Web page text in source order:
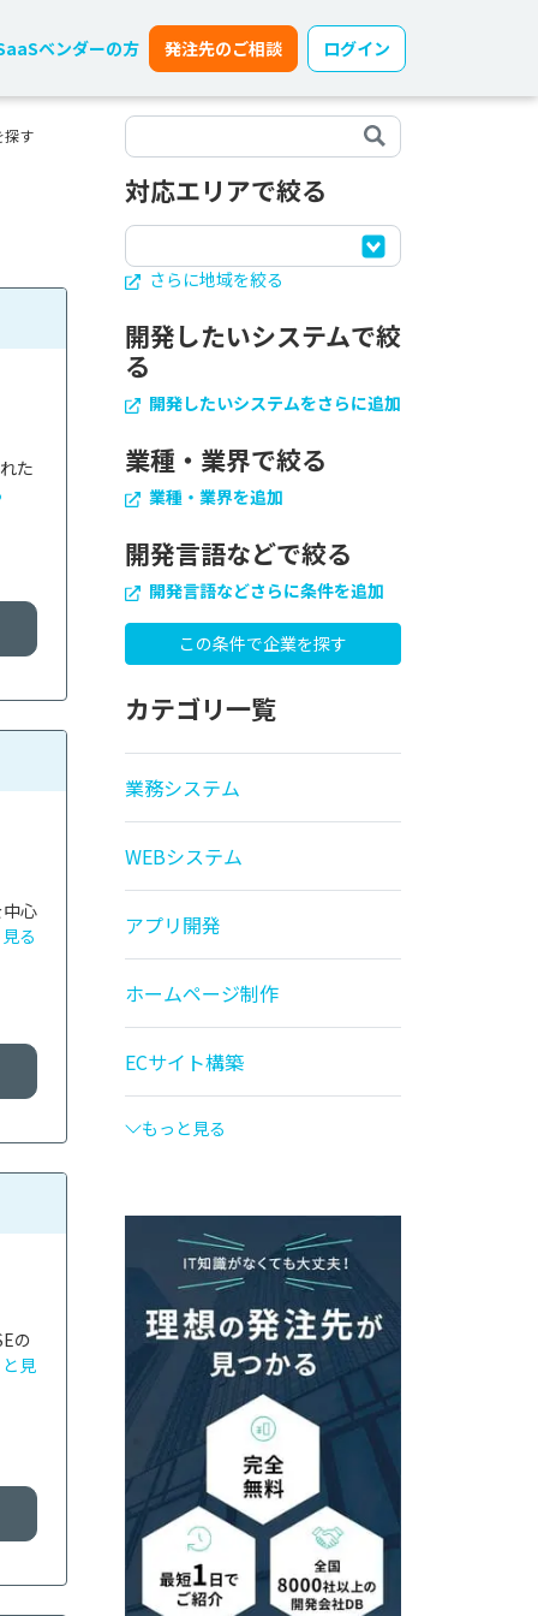
ベンダーの方 発注先のご相談 ログイン
探す
た
心
る
の
見
対応エリアで絞る
さらに地域を絞る
開発したいシステムで絞
る
開発したいシステムをさらに追加
業種・業界で絞る
業種・業界を追加
開発言語などで絞る
開発言語などさらに条件を追加
カテゴリ一覧
業務システム
WEBシステム
アプリ開発
ホームページ制作
ECサイト構築
もっと見る